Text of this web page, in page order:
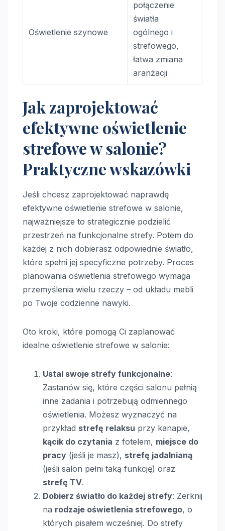
Oświetlenie szynowe
połączenie
światła
ogólnego i
strefowego,
łatwa zmiana
aranżacji
Jak zaprojektować
efektywne oświetlenie
strefowe w salonie?
Praktyczne wskazówki
Jeśli chcesz zaprojektować naprawdę
efektywne oświetlenie strefowe w salonie,
najważniejsze to strategicznie podzielić
przestrzeń na funkcjonalne strefy. Potem do
każdej z nich dobierasz odpowiednie światło,
które spełni jej specyficzne potrzeby. Proces
planowania oświetlenia strefowego wymaga
przemyślenia wielu rzeczy – od układu mebli
po Twoje codzienne nawyki.
Oto kroki, które pomogą Ci zaplanować
idealne oświetlenie strefowe w salonie:
Ustal swoje strefy funkcjonalne:
Zastanów się, które części salonu pełnią
inne zadania i potrzebują odmiennego
oświetlenia. Możesz wyznaczyć na
przykład strefę relaksu przy kanapie,
kącik do czytania z fotelem, miejsce do
pracy (jeśli je masz), strefę jadalnianą
(jeśli salon pełni taką funkcję) oraz
strefę TV.
Dobierz światło do każdej strefy: Zerknij
na rodzaje oświetlenia strefowego, o
których pisałem wcześniej. Do strefy